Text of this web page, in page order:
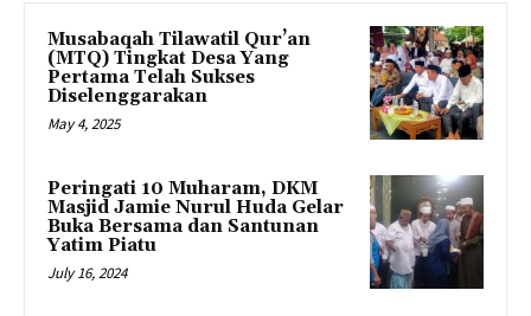
Musabaqah Tilawatil Qur’an
(MTQ) Tingkat Desa Yang
Pertama Telah Sukses
Diselenggarakan
May 4, 2025
Peringati 10 Muharam, DKM
Masjid Jamie Nurul Huda Gelar
Buka Bersama dan Santunan
Yatim Piatu
July 16, 2024